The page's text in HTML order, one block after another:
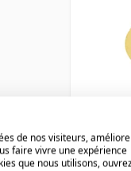
de nos visiteurs,
faire vivre une expérience
que nous utilisons,